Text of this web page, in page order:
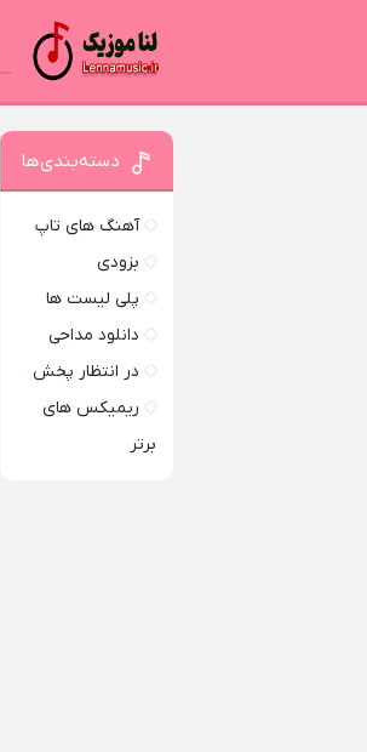
دسته‌بندی‌ها
آهنگ های تاپ
بزودی
پلی لیست ها
دانلود مداحی
در انتظار پخش
ریمیکس های
برتر